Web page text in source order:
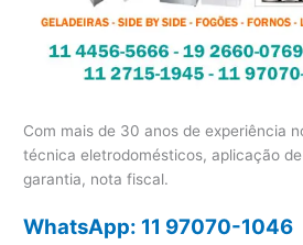
Com mais de 30 anos de experiência
técnica eletrodomésticos, aplicação
garantia, nota fiscal.
WhatsApp: 11 97070-1046